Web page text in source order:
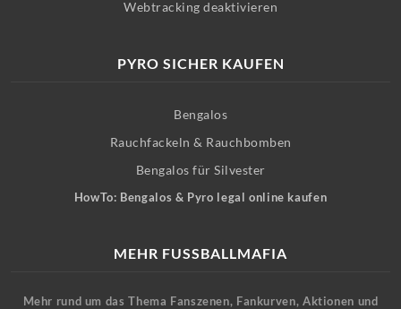
Webtracking deaktivieren
PYRO SICHER KAUFEN
Bengalos
Rauchfackeln & Rauchbomben
Bengalos für Silvester
HowTo: Bengalos & Pyro legal online kaufen
MEHR FUSSBALLMAFIA
Mehr rund um das Thema Fanszenen, Fankurven, Aktionen und